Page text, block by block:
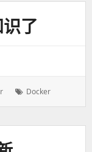
了
标
Docker